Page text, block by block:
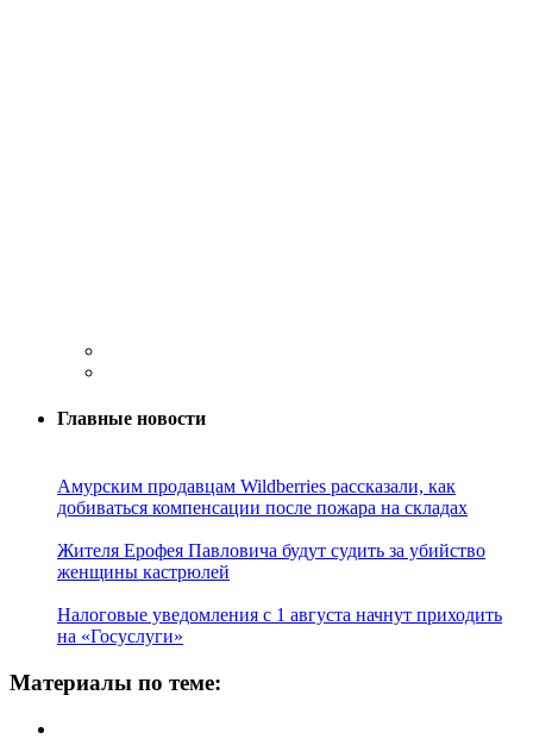
Главные новости
Амурским продавцам Wildberries рассказали, как
добиваться компенсации после пожара на складах
Жителя Ерофея Павловича будут судить за убийство
женщины кастрюлей
Налоговые уведомления с 1 августа начнут приходить
на «Госуслуги»
Материалы по теме: